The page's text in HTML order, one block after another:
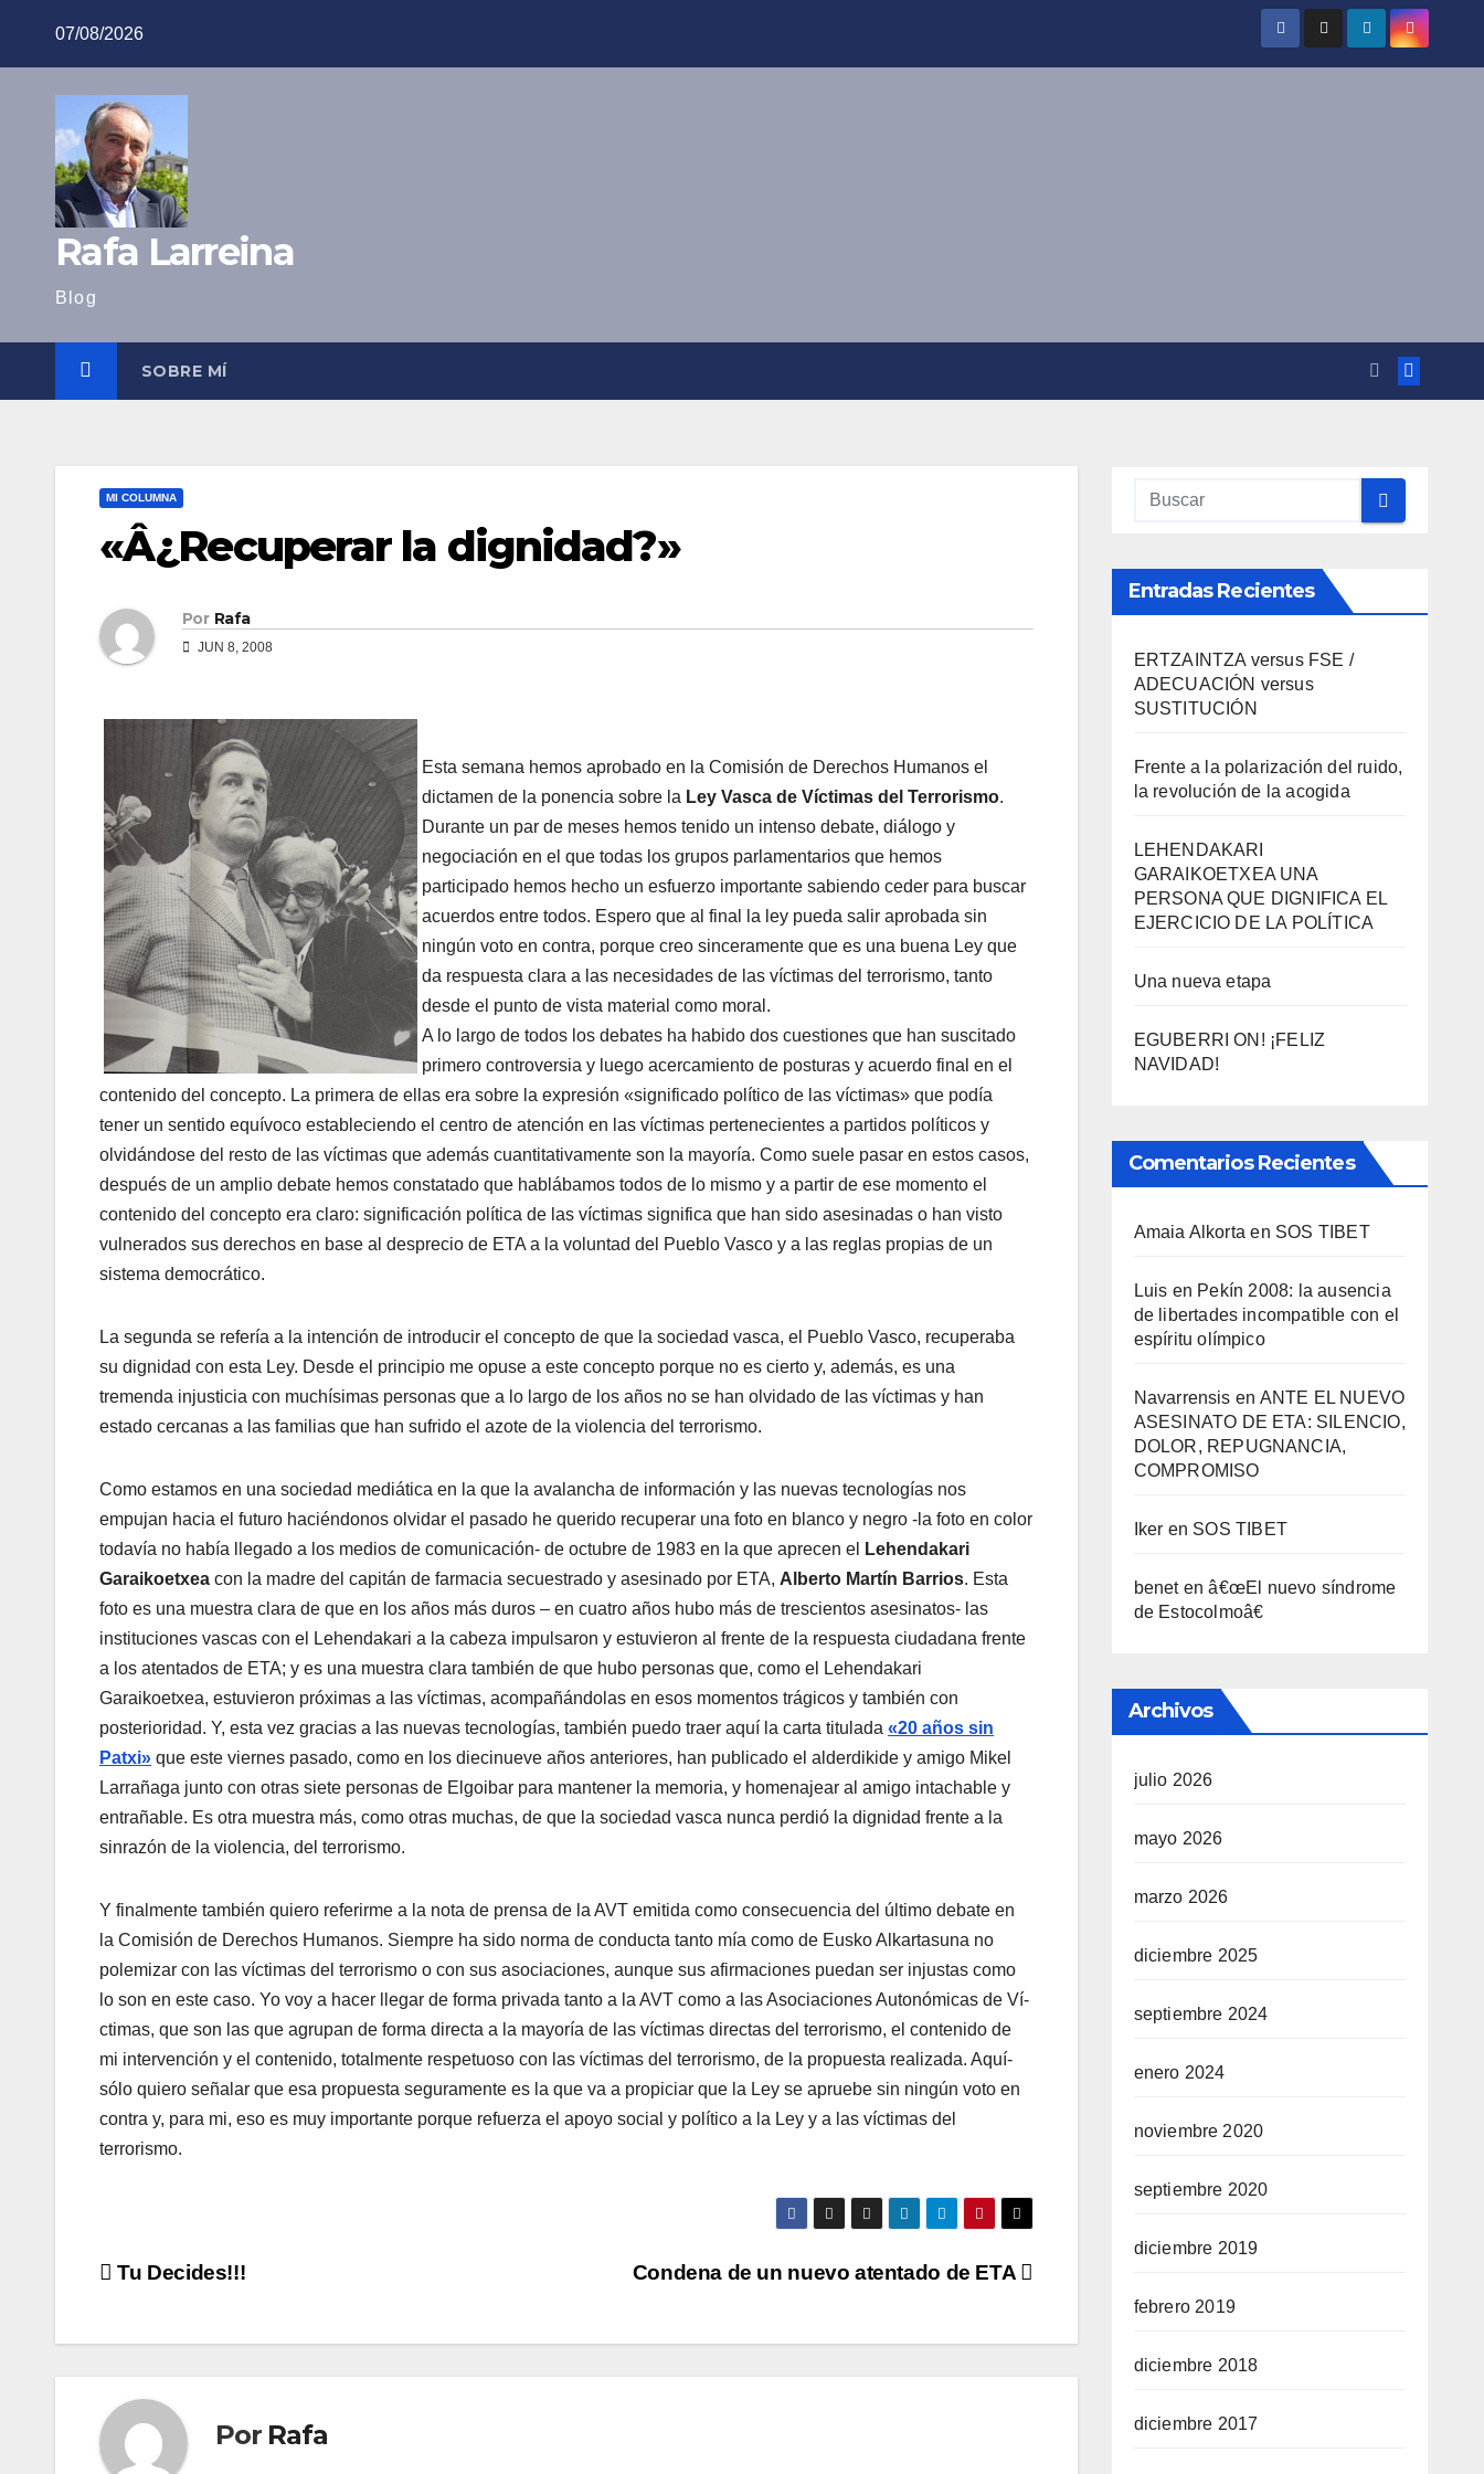
07/08/2026
Rafa Larreina
Blog
SOBRE MÍ
MI COLUMNA
«Â¿Recuperar la dignidad?»
Por Rafa
JUN 8, 2008
Esta semana hemos aprobado en la Comisión de Derechos Humanos el
dictamen de la ponencia sobre la Ley Vasca de Ví­ctimas del Terrorismo.
Durante un par de meses hemos tenido un intenso debate, diálogo y
negociación en el que todas los grupos parlamentarios que hemos
participado hemos hecho un esfuerzo importante sabiendo ceder para buscar
acuerdos entre todos. Espero que al final la ley pueda salir aprobada sin
ningún voto en contra, porque creo sinceramente que es una buena Ley que
da respuesta clara a las necesidades de las ví­ctimas del terrorismo, tanto
desde el punto de vista material como moral.
A lo largo de todos los debates ha habido dos cuestiones que han suscitado
primero controversia y luego acercamiento de posturas y acuerdo final en el
contenido del concepto. La primera de ellas era sobre la expresión «significado polí­tico de las ví­ctimas» que podí­a
tener un sentido equí­voco estableciendo el centro de atención en las ví­ctimas pertenecientes a partidos polí­ticos y
olvidándose del resto de las ví­ctimas que además cuantitativamente son la mayorí­a. Como suele pasar en estos casos,
después de un amplio debate hemos constatado que hablábamos todos de lo mismo y a partir de ese momento el
contenido del concepto era claro: significación polí­tica de las ví­ctimas significa que han sido asesinadas o han visto
vulnerados sus derechos en base al desprecio de ETA a la voluntad del Pueblo Vasco y a las reglas propias de un
sistema democrático.
La segunda se referí­a a la intención de introducir el concepto de que la sociedad vasca, el Pueblo Vasco, recuperaba
su dignidad con esta Ley. Desde el principio me opuse a este concepto porque no es cierto y, además, es una
tremenda injusticia con muchí­simas personas que a lo largo de los años no se han olvidado de las ví­ctimas y han
estado cercanas a las familias que han sufrido el azote de la violencia del terrorismo.
Como estamos en una sociedad mediática en la que la avalancha de información y las nuevas tecnologí­as nos
empujan hacia el futuro haciéndonos olvidar el pasado he querido recuperar una foto en blanco y negro -la foto en color
todaví­a no habí­a llegado a los medios de comunicación- de octubre de 1983 en la que aprecen el
Lehendakari
Garaikoetxea con la madre del capitán de farmacia secuestrado y asesinado por ETA, Alberto Martí­n Barrios. Esta
foto es una muestra clara de que en los años más duros – en cuatro años hubo más de trescientos asesinatos- las
instituciones vascas con el Lehendakari a la cabeza impulsaron y estuvieron al frente de la respuesta ciudadana frente
a los atentados de ETA; y es una muestra clara también de que hubo personas que, como el Lehendakari
Garaikoetxea, estuvieron próximas a las ví­ctimas, acompañándolas en esos momentos trágicos y también con
posterioridad. Y, esta vez gracias a las nuevas tecnologí­as, también puedo traer aquí­ la carta titulada «20 años sin
Patxi» que este viernes pasado, como en los diecinueve años anteriores, han publicado el alderdikide y amigo Mikel
Larrañaga junto con otras siete personas de Elgoibar para mantener la memoria, y homenajear al amigo intachable y
entrañable. Es otra muestra más, como otras muchas, de que la sociedad vasca nunca perdió la dignidad frente a la
sinrazón de la violencia, del terrorismo.
Y finalmente también quiero referirme a la nota de prensa de la AVT emitida como consecuencia del último debate en
la Comisión de Derechos Humanos. Siempre ha sido norma de conducta tanto mí­a como de Eusko Alkartasuna no
polemizar con las ví­ctimas del terrorismo o con sus asociaciones, aunque sus afirmaciones puedan ser injustas como
lo son en este caso. Yo voy a hacer llegar de forma privada tanto a la AVT como a las Asociaciones Autonómicas de Ví­
ctimas, que son las que agrupan de forma directa a la mayorí­a de las ví­ctimas directas del terrorismo, el contenido de
mi intervención y el contenido, totalmente respetuoso con las ví­ctimas del terrorismo, de la propuesta realizada. Aquí­
sólo quiero señalar que esa propuesta seguramente es la que va a propiciar que la Ley se apruebe sin ningún voto en
contra y, para mi, eso es muy importante porque refuerza el apoyo social y polí­tico a la Ley y a las ví­ctimas del
terrorismo.
Navegación
Condena de un nuevo atentado de ETA
Tu Decides!!!
Por Rafa
Entradas Recientes
ERTZAINTZA versus FSE /
ADECUACIÓN versus
SUSTITUCIÓN
Frente a la polarización del ruido,
la revolución de la acogida
LEHENDAKARI
GARAIKOETXEA UNA
PERSONA QUE DIGNIFICA EL
EJERCICIO DE LA POLÍTICA
Una nueva etapa
EGUBERRI ON! ¡FELIZ
NAVIDAD!
Comentarios Recientes
Amaia Alkorta en SOS TIBET
Luis en Pekí­n 2008: la ausencia
de libertades incompatible con el
espí­ritu olí­mpico
Navarrensis en ANTE EL NUEVO
ASESINATO DE ETA: SILENCIO,
DOLOR, REPUGNANCIA,
COMPROMISO
Iker en SOS TIBET
benetenâ€œEl nuevo sí­ndrome
de Estocolmoâ€
Archivos
julio 2026
mayo 2026
marzo 2026
diciembre 2025
septiembre 2024
enero 2024
noviembre 2020
septiembre 2020
diciembre 2019
febrero 2019
diciembre 2018
diciembre 2017